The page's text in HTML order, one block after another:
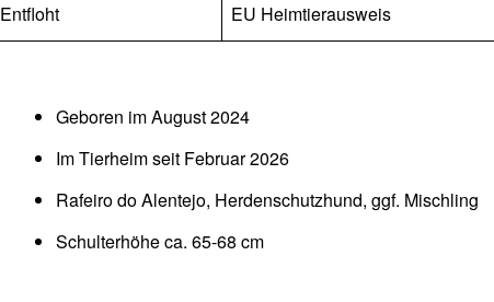
Entfloht EU Heimtierausweis
Geboren im August 2024
Im Tierheim seit Februar 2026
Rafeiro do Alentejo, Herdenschutzhund, ggf. Mischling
Schulterhöhe ca. 65-68 cm